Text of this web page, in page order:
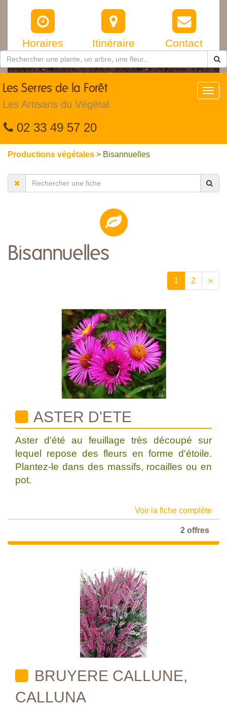
Horaires Itinéraire Contact
Les Serres de la Forêt
Les Artisans du Végétal
02 33 49 57 20
Productions végétales > Bisannuelles
Bisannuelles
1 2 »
ASTER D'ETE
Aster d'été au feuillage très découpé sur
lequel repose des fleurs en forme d'étoile.
Plantez-le dans des massifs, rocailles ou en
pot.
Voir la fiche complète
2 offres
BRUYERE CALLUNE,
CALLUNA